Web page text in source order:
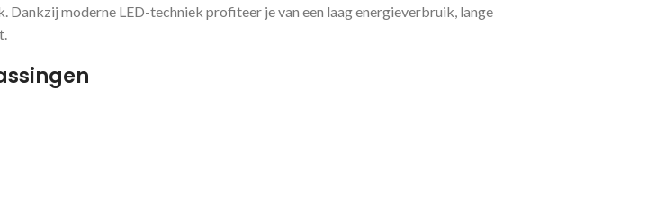
moderne LED-techniek profiteer je van een laag energieverbruik, lange